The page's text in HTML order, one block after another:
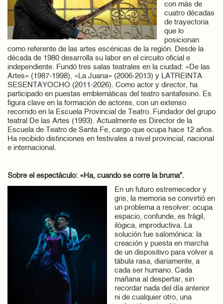
con más de
cuatro décadas
de trayectoria
que lo
posicionan
como referente de las artes escénicas de la región. Desde la
década de 1980 desarrolla su labor en el circuito oficial e
independiente. Fundó tres salas teatrales en la ciudad: «De las
Artes» (1987-1998), «La Juana» (2006-2013) y LATREINTA
SESENTAYOCHO (2011-2026). Como actor y director, ha
participado en puestas emblemáticas del teatro santafesino. Es
figura clave en la formación de actores, con un extenso
recorrido en la Escuela Provincial de Teatro. Fundador del grupo
teatral De las Artes (1993). Actualmente es Director de la
Escuela de Teatro de Santa Fe, cargo que ocupa hace 12 años.
Ha recibido distinciones en festivales a nivel provincial, nacional
e internacional.
Sobre el espectáculo: «Ha, cuando se corre la bruma”.
En un futuro estremecedor y
gris, la memoria se convirtió en
un problema a resolver: ocupa
espacio, confunde, es frágil,
ilógica, improductiva. La
solución fue salomónica: la
creación y puesta en marcha
de un dispositivo para volver a
tábula rasa, diariamente, a
cada ser humano. Cada
mañana al despertar, sin
recordar nada del día anterior
ni de cualquier otro, una